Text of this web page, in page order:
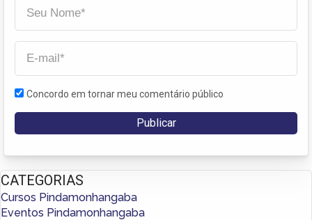
Concordo em tornar meu comentário público
CATEGORIAS
Cursos Pindamonhangaba
Eventos Pindamonhangaba